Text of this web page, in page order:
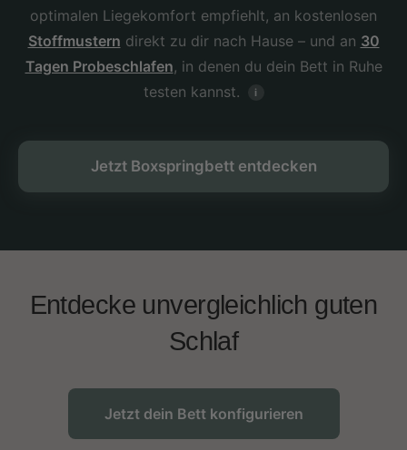
optimalen Liegekomfort empfiehlt, an kostenlosen
Stoffmustern direkt zu dir nach Hause – und an 30
Tagen Probeschlafen, in denen du dein Bett in Ruhe
testen kannst.
i
Jetzt Boxspringbett entdecken
Entdecke unvergleichlich guten
Schlaf
Jetzt dein Bett konfigurieren